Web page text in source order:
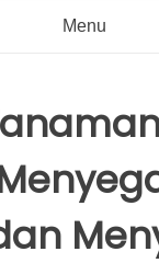
Menu